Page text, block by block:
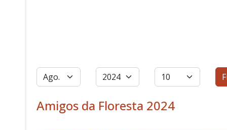
Filtros
Mês Ano Qtd. a exibir
Amigos da Floresta 2024